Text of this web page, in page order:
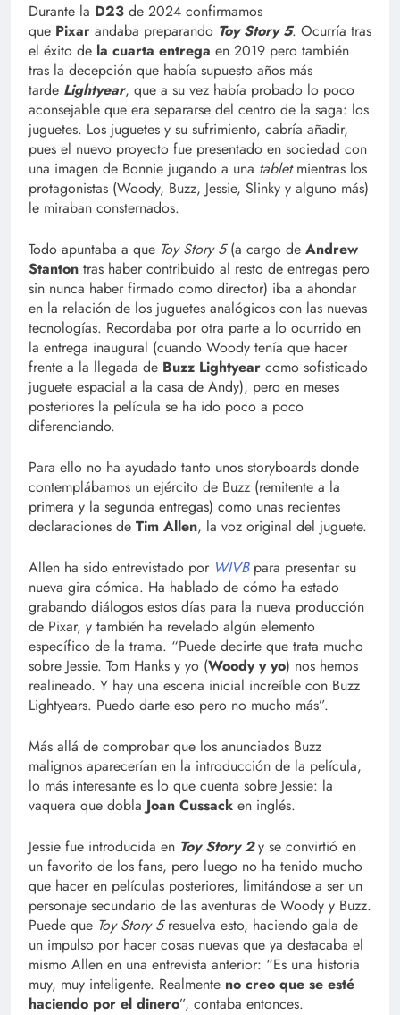
Durante la D23 de 2024 confirmamos
que Pixar andaba preparando Toy Story 5. Ocurría tras
el éxito de la cuarta entrega en 2019 pero también
tras la decepción que había supuesto años más
tarde Lightyear, que a su vez había probado lo poco
aconsejable que era separarse del centro de la saga: los
juguetes. Los juguetes y su sufrimiento, cabría añadir,
pues el nuevo proyecto fue presentado en sociedad con
una imagen de Bonnie jugando a una tabletmientras los
protagonistas (Woody, Buzz, Jessie, Slinky y alguno más)
le miraban consternados.
Todo apuntaba a que Toy Story 5(a cargo de Andrew
Stanton tras haber contribuido al resto de entregas pero
sin nunca haber firmado como director) iba a ahondar
en la relación de los juguetes analógicos con las nuevas
tecnologías. Recordaba por otra parte a lo ocurrido en
la entrega inaugural (cuando Woody tenía que hacer
frente a la llegada de Buzz Lightyear como sofisticado
juguete espacial a la casa de Andy), pero en meses
posteriores la película se ha ido poco a poco
diferenciando.
Para ello no ha ayudado tanto unos storyboards donde
contemplábamos un ejército de Buzz (remitente a la
primera y la segunda entregas) como unas recientes
declaraciones de Tim Allen, la voz original del juguete.
Allen ha sido entrevistado por WIVBpara presentar su
nueva gira cómica. Ha hablado de cómo ha estado
grabando diálogos estos días para la nueva producción
de Pixar, y también ha revelado algún elemento
específico de la trama. “Puede decirte que trata mucho
sobre Jessie. Tom Hanks y yo (Woody y yo) nos hemos
realineado. Y hay una escena inicial increíble con Buzz
Lightyears. Puedo darte eso pero no mucho más”.
Más allá de comprobar que los anunciados Buzz
malignos aparecerían en la introducción de la película,
lo más interesante es lo que cuenta sobre Jessie: la
vaquera que dobla Joan Cussack en inglés.
Jessie fue introducida en Toy Story 2y se convirtió en
un favorito de los fans, pero luego no ha tenido mucho
que hacer en películas posteriores, limitándose a ser un
personaje secundario de las aventuras de Woody y Buzz.
Puede que Toy Story 5resuelva esto, haciendo gala de
un impulso por hacer cosas nuevas que ya destacaba el
mismo Allen en una entrevista anterior: “Es una historia
muy, muy inteligente. Realmente no creo que se esté
haciendo por el dinero”, contaba entonces.